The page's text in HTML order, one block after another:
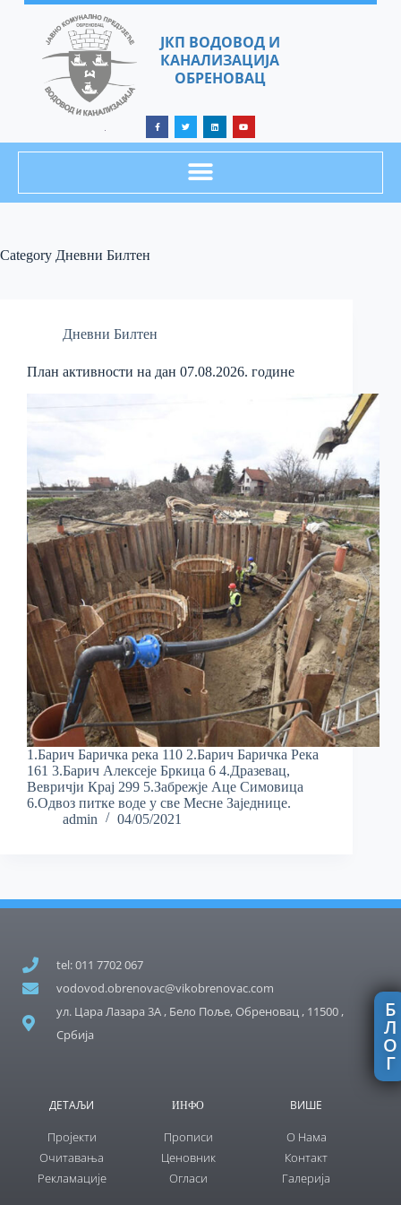
Б
Л
О
Г
ЈКП ВОДОВОД И
КАНАЛИЗАЦИЈА
ОБРЕНОВАЦ
Category Дневни Билтен
Дневни Билтен
План активности на дан 07.08.2026. године
1.Барич Баричка река 110 2.Барич Баричка Река
161 3.Барич Алексеје Бркица 6 4.Дразевац,
Вевричји Крај 299 5.Забрежје Аце Симовица
6.Одвоз питке воде у све Месне Заједнице.
admin
04/05/2021
tel: 011 7702 067
vodovod.obrenovac@vikobrenovac.com
ул. Цара Лазара 3А , Бело Поље, Обреновац , 11500 ,
Србија
ДЕТАЉИ
Пројекти
Очитавања
Рекламације
ИНФО
Прописи
Ценовник
Огласи
ВИШЕ
О Нама
Контакт
Галерија